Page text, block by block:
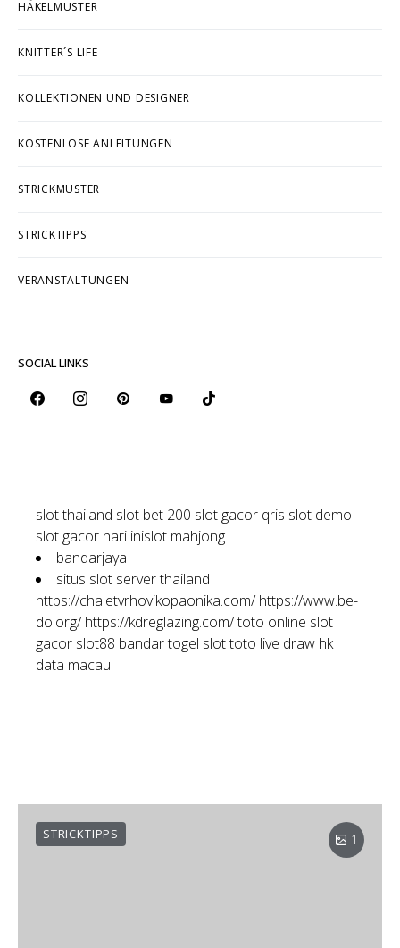
HÄKELMUSTER
KNITTER´S LIFE
KOLLEKTIONEN UND DESIGNER
KOSTENLOSE ANLEITUNGEN
STRICKMUSTER
STRICKTIPPS
VERANSTALTUNGEN
SOCIAL LINKS
slot thailand slot bet 200 slot gacor qris slot demo
slot gacor hari inislot mahjong
bandarjaya
situs slot server thailand
https://chaletvrhovikopaonika.com/ https://www.be-
do.org/ https://kdreglazing.com/toto online slot
gacor slot88 bandar togel slot toto live draw hk
data macau
1
STRICKTIPPS